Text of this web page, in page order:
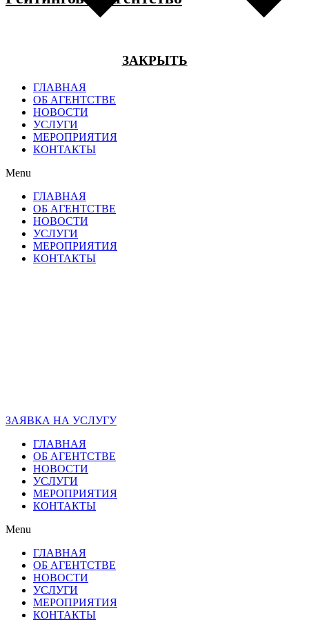
ЗАКРЫТЬ
ГЛАВНАЯ
ОБ АГЕНТСТВЕ
НОВОСТИ
УСЛУГИ
МЕРОПРИЯТИЯ
КОНТАКТЫ
Menu
ГЛАВНАЯ
ОБ АГЕНТСТВЕ
НОВОСТИ
УСЛУГИ
МЕРОПРИЯТИЯ
КОНТАКТЫ
ЗАЯВКА НА УСЛУГУ
ГЛАВНАЯ
ОБ АГЕНТСТВЕ
НОВОСТИ
УСЛУГИ
МЕРОПРИЯТИЯ
КОНТАКТЫ
Menu
ГЛАВНАЯ
ОБ АГЕНТСТВЕ
НОВОСТИ
УСЛУГИ
МЕРОПРИЯТИЯ
КОНТАКТЫ